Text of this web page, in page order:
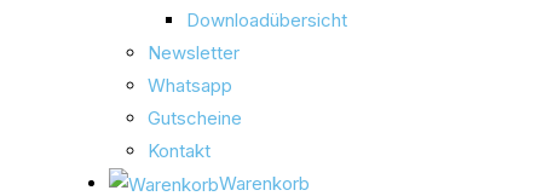
Downloadübersicht
Newsletter
Whatsapp
Gutscheine
Kontakt
Warenkorb